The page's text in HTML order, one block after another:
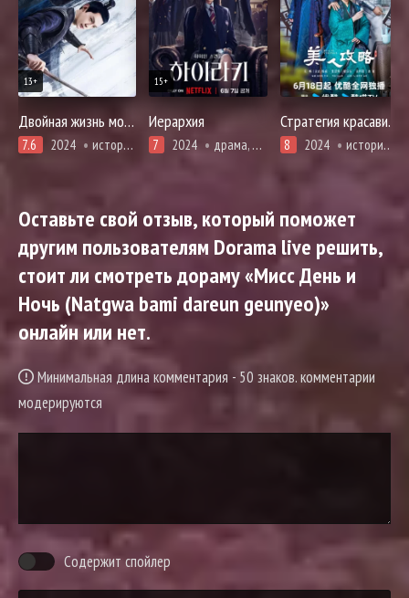
13+
Двойная жизнь моей жены
7.6 2024 история, мистика, романтика
15+
Иерархия
7 2024 драма, мистика, мелодрама, про молодость и любовь, романтика, триллер
Стратегия красавицы
8 2024 история, романтика
Оставьте свой отзыв, который поможет
другим пользователям Dorama live решить,
стоит ли смотреть дораму «Мисс День и
Ночь (Natgwa bami dareun geunyeo)»
онлайн или нет.
Минимальная длина комментария - 50 знаков. комментарии
модерируются
Содержит спойлер